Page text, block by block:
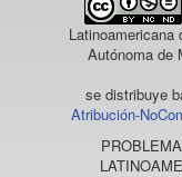
Latinoamericana
Autónoma de
se distribuye
Atribución-